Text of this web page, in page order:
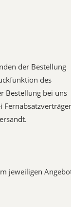
der Bestellung
des
Bestellung bei uns
jeweiligen